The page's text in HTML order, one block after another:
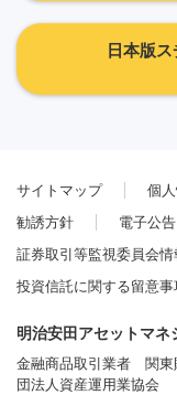
日本版
サイトマップ
個
勧誘方針
電子公告
証券取引等監視委員会情
投資信託に関する留意事
明治安田アセットマネ
金融商品取引業者 関東
団法人資産運用業協会